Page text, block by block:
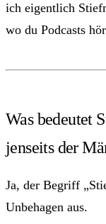
ich eigentlich
wo du Podcasts
Was bedeutet
jenseits der
Ja, der Begriff
Unbehagen aus.